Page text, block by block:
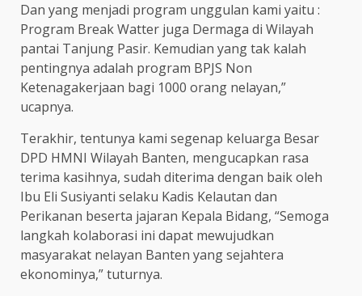
Dan yang menjadi program unggulan kami yaitu :
Program Break Watter juga Dermaga di Wilayah
pantai Tanjung Pasir. Kemudian yang tak kalah
pentingnya adalah program BPJS Non
Ketenagakerjaan bagi 1000 orang nelayan,”
ucapnya.
Terakhir, tentunya kami segenap keluarga Besar
DPD HMNI Wilayah Banten, mengucapkan rasa
terima kasihnya, sudah diterima dengan baik oleh
Ibu Eli Susiyanti selaku Kadis Kelautan dan
Perikanan beserta jajaran Kepala Bidang, “Semoga
langkah kolaborasi ini dapat mewujudkan
masyarakat nelayan Banten yang sejahtera
ekonominya,” tuturnya.